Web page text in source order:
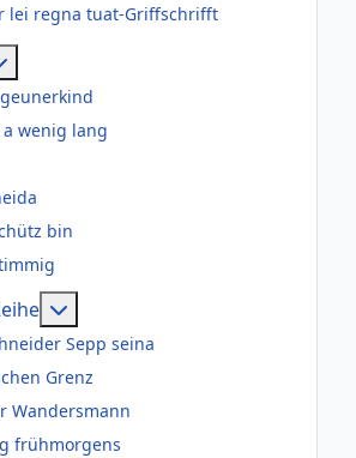
lei regna tuat-Griffschrifft
wenig lang
bin
Sepp seina
Grenz
Wandersmann
frühmorgens